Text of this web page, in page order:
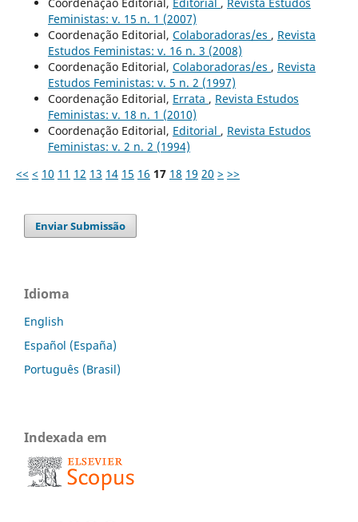
Feministas: v. 15 n. 1 (2007)
Coordenação Editorial, Colaboradoras/es , Revista
Estudos Feministas: v. 16 n. 3 (2008)
Coordenação Editorial, Colaboradoras/es , Revista
Estudos Feministas: v. 5 n. 2 (1997)
Coordenação Editorial, Errata , Revista Estudos
Feministas: v. 18 n. 1 (2010)
Coordenação Editorial, Editorial , Revista Estudos
Feministas: v. 2 n. 2 (1994)
<< < 10 11 12 13 14 15 16 17 18 19 20 > >>
Enviar Submissão
Idioma
English
Español (España)
Português (Brasil)
Indexada em